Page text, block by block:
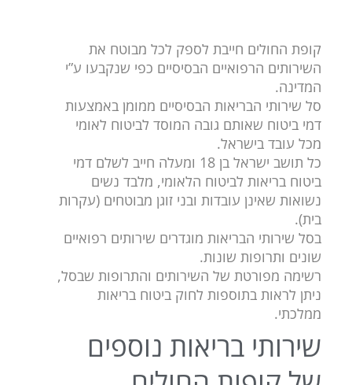
קופת החולים חייבת לספק לכל מבוטח את
השירותים הרפואיים הבסיסיים כפי שנקבעו ע”י
המדינה.
סל שירותי הבריאות הבסיסיים ממומן באמצעות
דמי ביטוח שאותם גובה המוסד לביטוח לאומי
מכל עובד בישראל.
כל תושב ישראל בן 18 ומעלה חייב לשלם דמי
ביטוח בריאות לביטוח הלאומי, מלבד נשים
נשואות שאינן עובדות ובני זוגן מבוטחים (עקרות
בית).
בסל שירותי הבריאות מוגדרים שירותים רפואיים
שונים ותרופות שונות.
רשימה מפורטת של השירותים והתרופות שבסל,
ניתן לראות בתוספות לחוק ביטוח בריאות
ממלכתי.
שירותי בריאות נוספים